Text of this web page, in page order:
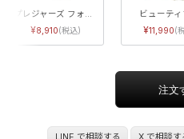
プレジャーズ フォーメン
8,910
ビューテ
11,990